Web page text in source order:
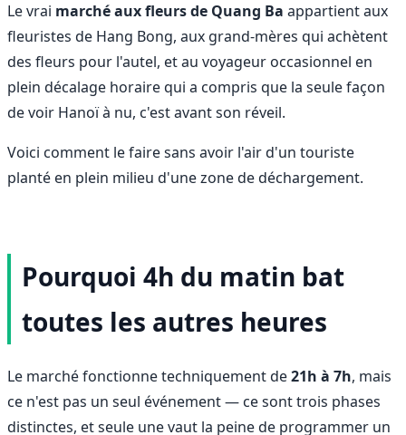
Le vrai marché aux fleurs de Quang Ba appartient aux
fleuristes de Hang Bong, aux grand-mères qui achètent
des fleurs pour l'autel, et au voyageur occasionnel en
plein décalage horaire qui a compris que la seule façon
de voir Hanoï à nu, c'est avant son réveil.
Voici comment le faire sans avoir l'air d'un touriste
planté en plein milieu d'une zone de déchargement.
Pourquoi 4h du matin bat
toutes les autres heures
Le marché fonctionne techniquement de21h à 7h, mais
ce n'est pas un seul événement — ce sont trois phases
distinctes, et seule une vaut la peine de programmer un